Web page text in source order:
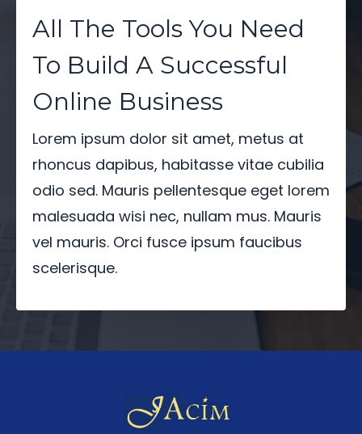
All The Tools You Need
To Build A Successful
Online Business
Lorem ipsum dolor sit amet, metus at
rhoncus dapibus, habitasse vitae cubilia
odio sed. Mauris pellentesque eget lorem
malesuada wisi nec, nullam mus. Mauris
vel mauris. Orci fusce ipsum faucibus
scelerisque.